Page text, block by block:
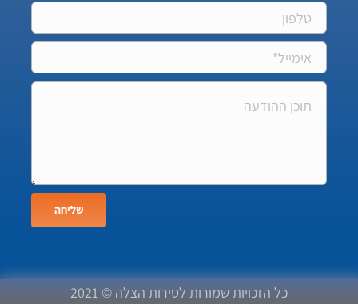
שליחה
כל הזכויות שמורות לסירות הצלה © 2021